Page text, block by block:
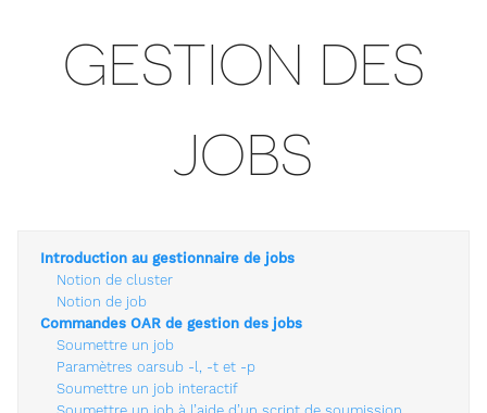
GESTION DES
JOBS
Introduction au gestionnaire de jobs
Notion de cluster
Notion de job
Commandes OAR de gestion des jobs
Soumettre un job
Paramètres oarsub -l, -t et -p
Soumettre un job interactif